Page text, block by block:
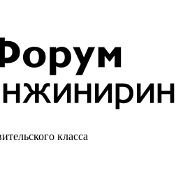
класса